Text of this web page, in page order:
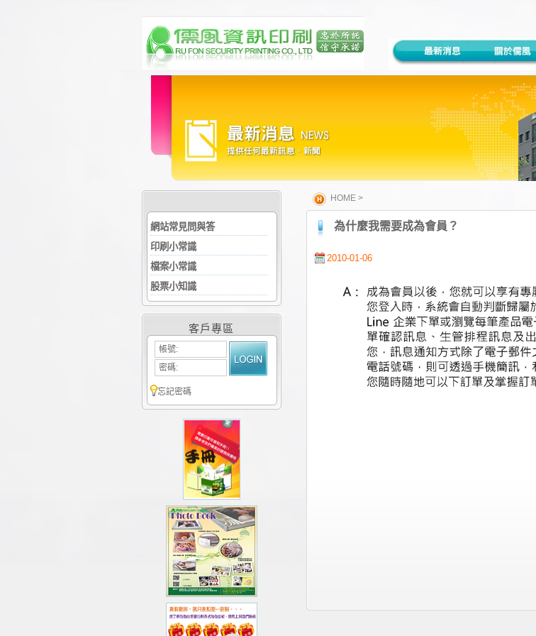
網站常見問與答
印刷小常識
檔案小常識
股票小知識
客戶專區
帳號:
密碼:
忘記密碼
HOME >
為什麼我需要成為會員？
2010-01-06